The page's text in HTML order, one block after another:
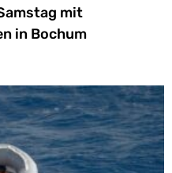
mit
in Bochum